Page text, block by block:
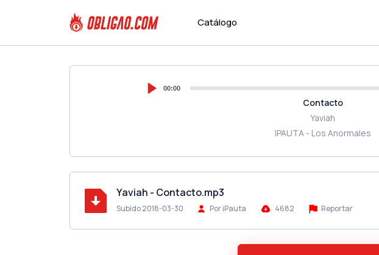
Catálogo
00:00
Contacto
Yaviah
IPAUTA - Los Anormales
Yaviah - Contacto.mp3
Subido 2018-03-30 Por iPauta 4682 Reportar